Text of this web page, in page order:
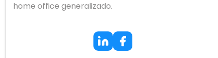
home office generalizado.